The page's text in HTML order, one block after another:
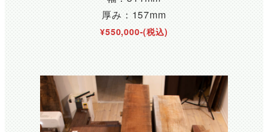
厚み：157mm
¥550,000-(税込)